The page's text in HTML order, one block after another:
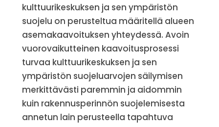
kulttuurikeskuksen ja sen ympäristön
suojelu on perusteltua määritellä alueen
asemakaavoituksen yhteydessä. Avoin
vuorovaikutteinen kaavoitusprosessi
turvaa kulttuurikeskuksen ja sen
ympäristön suojeluarvojen säilymisen
merkittävästi paremmin ja aidommin
kuin rakennusperinnön suojelemisesta
annetun lain perusteella tapahtuva